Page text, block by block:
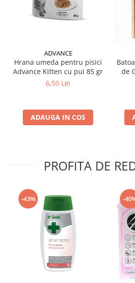
ADVANCE
Hrana umeda pentru pisici
Advance Kitten cu pui 85 gr
6,50 Lei
ADAUGA IN COS
de
PROFITA DE
-43% -